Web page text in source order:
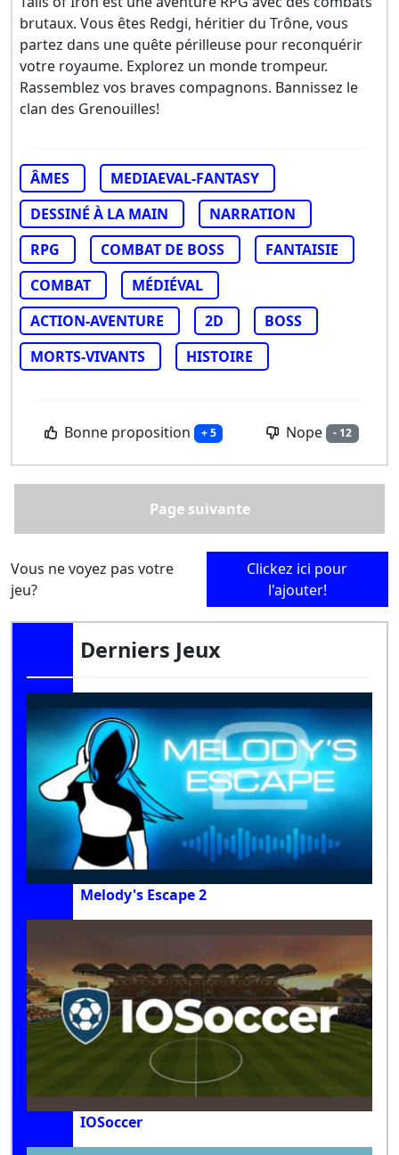
brutaux. Vous êtes Redgi, héritier du Trône, vous
partez dans une quête périlleuse pour reconquérir
votre royaume. Explorez un monde trompeur.
Rassemblez vos braves compagnons. Bannissez le
clan des Grenouilles!
ÂMES
MEDIAEVAL-FANTASY
DESSINÉ À LA MAIN
NARRATION
RPG
COMBAT DE BOSS
FANTAISIE
COMBAT
MÉDIÉVAL
ACTION-AVENTURE
2D
BOSS
MORTS-VIVANTS
HISTOIRE
Bonne proposition + 5 Nope - 12
Page suivante
Vous ne voyez pas votre
jeu?
Clickez ici pour
l'ajouter!
Derniers Jeux
Melody's Escape 2
IOSoccer